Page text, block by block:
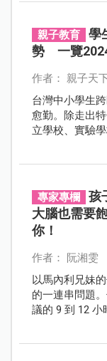
親子教育
學
勢 一覽
作者： 親子天
台灣中小學生
愈勤。除走出
立學校、實驗
專家專欄
孩
大腦也需要
你！
作者： 阮湘雯
以馬內利兄妹
的一連串問題
議的 9 到 12 小